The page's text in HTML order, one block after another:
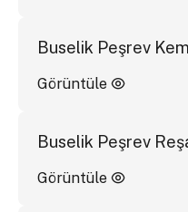
Buselik Peşrev
Görüntüle
Buselik Peşrev
Görüntüle